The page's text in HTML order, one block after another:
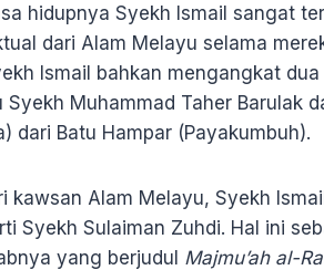
hidupnya Syekh Ismail sangat
dari Alam Melayu selama
Ismail bahkan mengangkat dua
Muhammad Taher Barulak
dari Batu Hampar (Payakumbuh).
kawsan Alam Melayu, Syekh
Syekh Sulaiman Zuhdi. Hal ini
yang berjudul Majmu’ah al-